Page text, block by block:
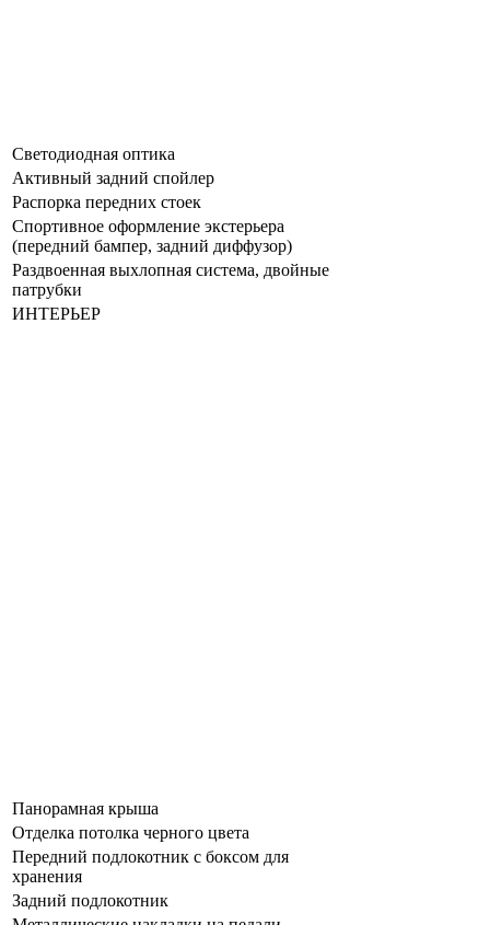
Светодиодная оптика
Активный задний спойлер
Распорка передних стоек
Спортивное оформление экстерьера
(передний бампер, задний диффузор)
Раздвоенная выхлопная система, двойные
патрубки
ИНТЕРЬЕР
Панорамная крыша
Отделка потолка черного цвета
Передний подлокотник с боксом для
хранения
Задний подлокотник